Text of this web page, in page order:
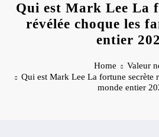
Qui est Mark Lee La
révélée choque les
entier
Home
Valeur
Qui est Mark Lee La fortune secrète
monde entier